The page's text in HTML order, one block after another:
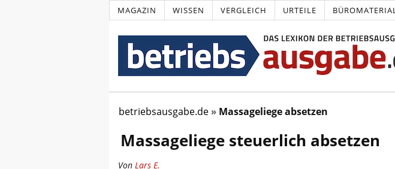
MAGAZIN WISSEN VERGLEICH URTEILE BÜROMATERIAL
betriebsausgabe.de Massageliege absetzen
Massageliege steuerlich absetzen
Von Lars E.